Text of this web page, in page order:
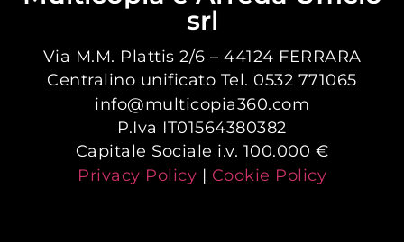
srl
Via M.M. Plattis 2/6 – 44124 FERRARA
Centralino unificato Tel. 0532 771065
info@multicopia360.com
P.Iva IT01564380382
Capitale Sociale i.v. 100.000 €
Privacy Policy | Cookie Policy